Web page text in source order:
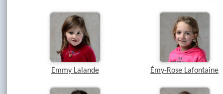
Emmy Lalande Émy-Rose Lafontaine